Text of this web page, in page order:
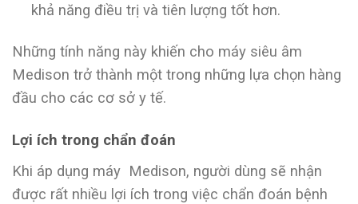
khả năng điều trị và tiên lượng tốt hơn.
Những tính năng này khiến cho máy siêu âm
Medison trở thành một trong những lựa chọn hàng
đầu cho các cơ sở y tế.
Lợi ích trong chẩn đoán
Khi áp dụng máy Medison, người dùng sẽ nhận
được rất nhiều lợi ích trong việc chẩn đoán bệnh